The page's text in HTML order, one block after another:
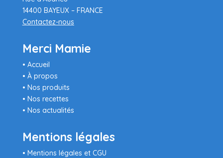
14400 BAYEUX – FRANCE
Contactez-nous
Merci Mamie
• Accueil
• À propos
• Nos produits
• Nos recettes
• Nos actualités
Mentions légales
• Mentions légales et CGU